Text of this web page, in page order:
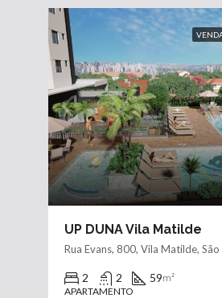
UP DUNA Vila Matilde
Rua Evans, 800, Vila Matilde, São
2 2 59m²
APARTAMENTO